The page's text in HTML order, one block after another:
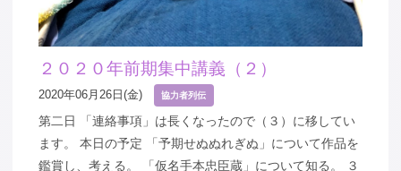
２０２０年前期集中講義（２）
2020年06月26日(金) 協力者列伝
第二日 「連絡事項」は長くなったので（３）に移してい
ます。 本日の予定 「予期せぬぬれぎぬ」について作品を
鑑賞し、考える。 「仮名手本忠臣蔵」について知る。 ３